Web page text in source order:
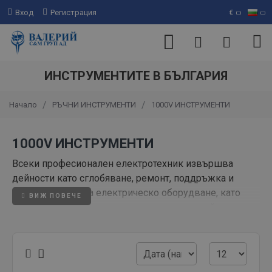
Вход Регистрация €
ИНСТРУМЕНТИТЕ В БЪЛГАРИЯ
Начало РЪЧНИ ИНСТРУМЕНТИ 1000V ИНСТРУМЕНТИ
1000V ИНСТРУМЕНТИ
Всеки професионален електротехник извършва
дейности като сглобяване, ремонт, поддръжка и
реконструкция на електрическо оборудване, като
регулира и управлява свързаните с тази дейност
Изолираните инструменти за 1000V са надежден
спътник на всеки електротехник. Можете да